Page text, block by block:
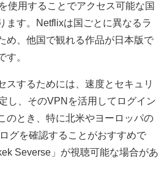
使用することでアクセス可能な国
ます。Netflixは国ごとに異なるラ
め、他国で観れる作品が日本版で
す。
スするためには、速度とセキュリ
し、そのVPNを活用してログイン
のとき、特に北米やヨーロッパの
グを確認することがおすすめで
Severse」が視聴可能な場合があ